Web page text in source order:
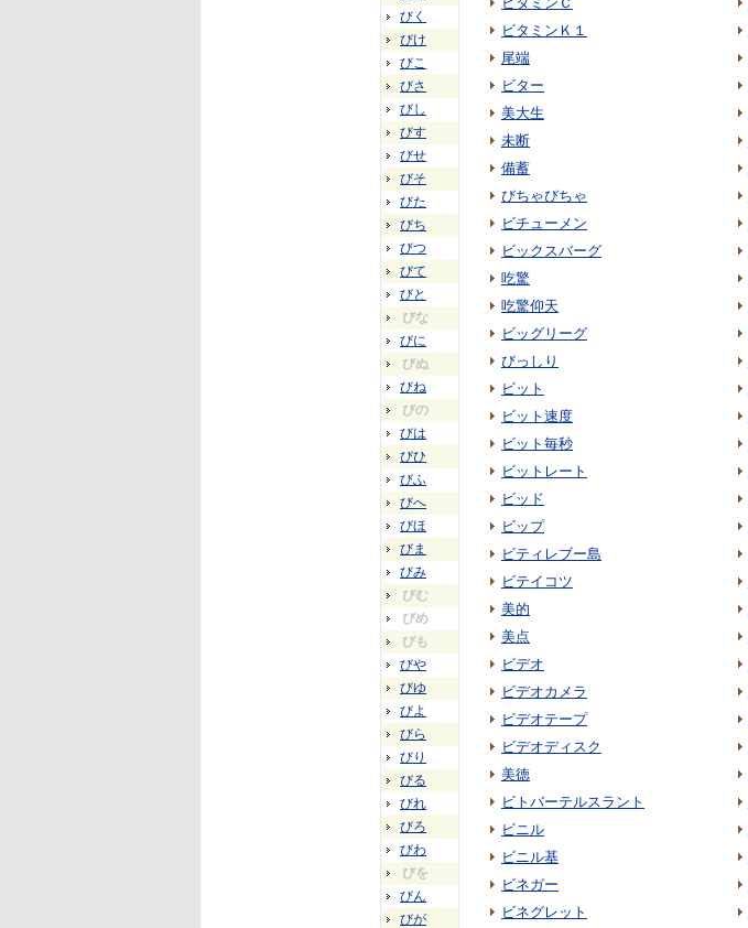
びく
びけ
びこ
びさ
びし
びす
びせ
びそ
びた
びち
びつ
びて
びと
びな
びに
びぬ
びね
びの
びは
びひ
びふ
びへ
びほ
びま
びみ
びむ
びめ
びも
びや
びゆ
びよ
びら
びり
びる
びれ
びろ
びわ
びを
びん
びが
ビタミンＫ１
尾端
ビター
美大生
未断
備蓄
びちゃびちゃ
ビチューメン
ビックスバーグ
吃驚
吃驚仰天
ビッグリーグ
びっしり
ビット
ビット速度
ビット毎秒
ビットレート
ビッド
ビップ
ビティレブー島
ビテイコツ
美的
美点
ビデオ
ビデオカメラ
ビデオテープ
ビデオディスク
美徳
ビトバーテルスラント
ビニル
ビニル基
ビネガー
ビネグレット